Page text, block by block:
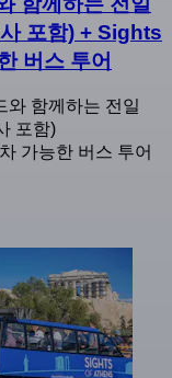
포함) + Sights
버스 투어
와 함께하는 전일
포함)
가능한 버스 투어